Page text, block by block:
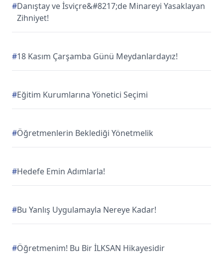
#Danıştay ve İsviçre&#8217;de Minareyi Yasaklayan
Zihniyet!
#18 Kasım Çarşamba Günü Meydanlardayız!
#Eğitim Kurumlarına Yönetici Seçimi
#Öğretmenlerin Beklediği Yönetmelik
#Hedefe Emin Adımlarla!
#Bu Yanlış Uygulamayla Nereye Kadar!
#Öğretmenim! Bu Bir İLKSAN Hikayesidir